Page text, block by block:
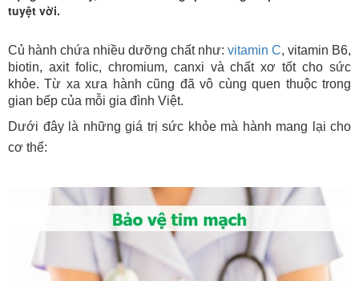
tuyệt vời.
Củ hành chứa nhiều dưỡng chất như: vitamin C, vitamin B6,
biotin, axit folic, chromium, canxi và chất xơ tốt cho sức
khỏe. Từ xa xưa hành cũng đã vô cùng quen thuộc trong
gian bếp của mỗi gia đình Việt.
Dưới đây là những giá trị sức khỏe mà hành mang lại cho
cơ thể: